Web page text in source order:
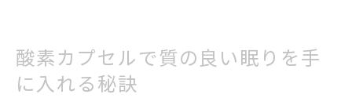
酸素カプセルで質の良い眠りを手
に入れる秘訣